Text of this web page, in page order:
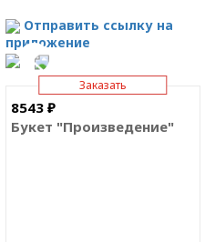
Отправить ссылку на
приложение
Заказать
8543 ₽
Букет "Произведение"